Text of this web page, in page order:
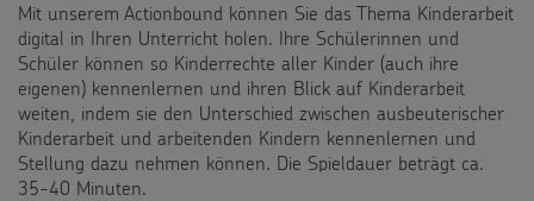
Mit unserem Actionbound können Sie das Thema Kinderarbeit
digital in Ihren Unterricht holen. Ihre Schülerinnen und
Schüler können so Kinderrechte aller Kinder (auch ihre
eigenen) kennenlernen und ihren Blick auf Kinderarbeit
weiten, indem sie den Unterschied zwischen ausbeuterischer
Kinderarbeit und arbeitenden Kindern kennenlernen und
Stellung dazu nehmen können. Die Spieldauer beträgt ca.
35-40 Minuten.